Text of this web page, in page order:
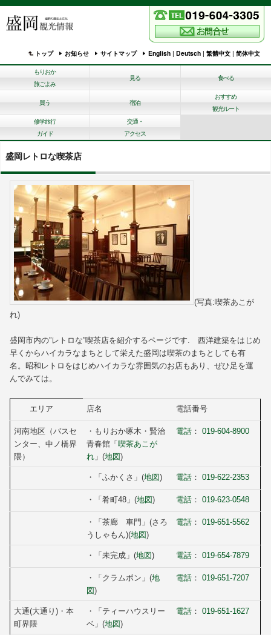
トップ お知らせ サイトマップ English | Deutsch | 繁體中文 | 简体中文
もりおか
旅ごよみ
見る 食べる
買う 宿泊
おすすめ
観光ルート
修学旅行
ガイド
交通・
アクセス
盛岡レトロな喫茶店
(写真:喫茶あこが
れ)
盛岡市内の”レトロな”喫茶店を紹介するページです. 西洋建築をはじめ
早くからハイカラなまちとして栄えた盛岡は喫茶のまちとしても有
名。昭和レトロをはじめハイカラな雰囲気のお店もあり、ぜひ足を運
んでみては。
エリア 店名 電話番号
河南地区（バスセ
ンター、中ノ橋界
隈）
・もりおか啄木・賢治
青春館「喫茶あこが
れ 」(地図)
電話 ： 019-604-8900
・「ふかくさ」(地図) 電話 ： 019-622-2353
・「肴町48」(地図) 電話 ： 019-623-0548
・「茶廊 車門」(さろ
うしゃもん)(地図)
電話 ： 019-651-5562
・「未完成」(地図) 電話 ： 019-654-7879
・「クラムボン」(地
図)
電話 ： 019-651-7207
大通(大通り)・本
町界隈
・「ティーハウスリー
ベ」(地図)
電話 ： 019-651-1627